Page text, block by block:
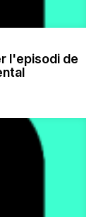
l'episodi de